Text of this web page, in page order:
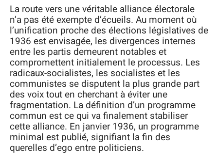
La route vers une véritable alliance électorale
n’a pas été exempte d’écueils. Au moment où
l’unification proche des élections législatives de
1936 est envisagée, les divergences internes
entre les partis demeurent notables et
compromettent initialement le processus. Les
radicaux-socialistes, les socialistes et les
communistes se disputent la plus grande part
des voix tout en cherchant à éviter une
fragmentation. La définition d’un programme
commun est ce qui va finalement stabiliser
cette alliance. En janvier 1936, un programme
minimal est publié, signifiant la fin des
querelles d’ego entre politiciens.